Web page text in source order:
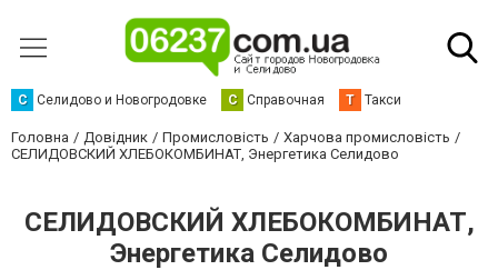
С Селидово и Новогродовке С Справочная Т Такси
Головна Довідник Промисловість
Харчова промисловість
СЕЛИДОВСКИЙ ХЛЕБОКОМБИНАТ, Энергетика Селидово
СЕЛИДОВСКИЙ ХЛЕБОКОМБИНАТ,
Энергетика Селидово